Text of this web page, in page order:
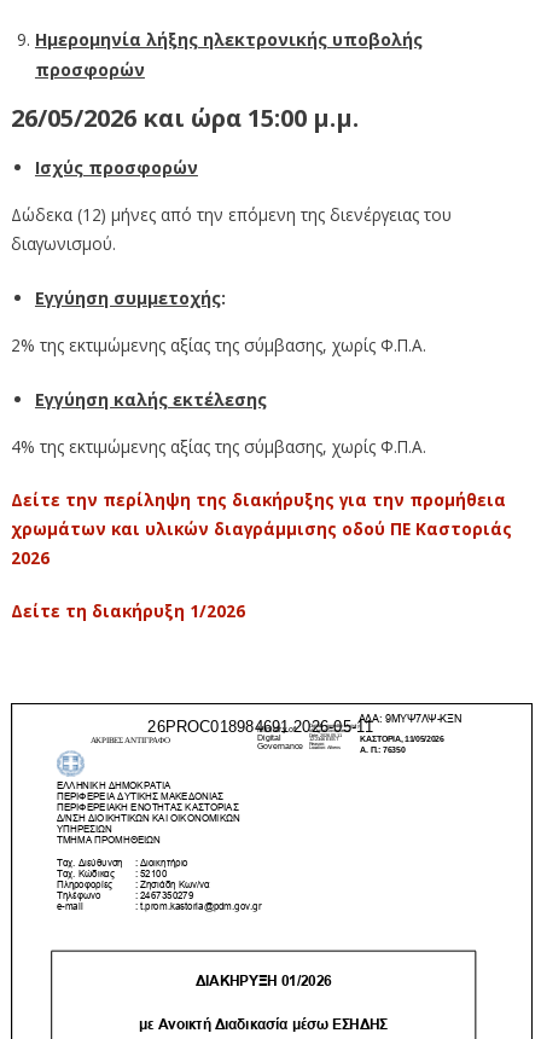
Ημερομηνία λήξης ηλεκτρονικής υποβολής
προσφορών
26/05/2026 και ώρα 15:00 μ.μ.
Ισχύς προσφορών
Δώδεκα (12) μήνες από την επόμενη της διενέργειας του
διαγωνισμού.
Εγγύηση συμμετοχής:
2% της εκτιμώμενης αξίας της σύμβασης, χωρίς Φ.Π.Α.
Εγγύηση καλής εκτέλεσης
4% της εκτιμώμενης αξίας της σύμβασης, χωρίς Φ.Π.Α.
Δείτε την περίληψη της διακήρυξης για την προμήθεια
χρωμάτων και υλικών διαγράμμισης οδού ΠΕ Καστοριάς
2026
Δείτε τη διακήρυξη 1/2026